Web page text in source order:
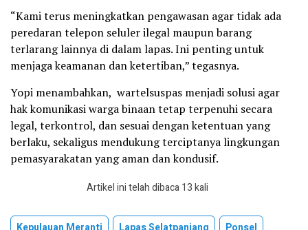
“Kami terus meningkatkan pengawasan agar tidak ada
peredaran telepon seluler ilegal maupun barang
terlarang lainnya di dalam lapas. Ini penting untuk
menjaga keamanan dan ketertiban,” tegasnya.
Yopi menambahkan, wartelsuspas menjadi solusi agar
hak komunikasi warga binaan tetap terpenuhi secara
legal, terkontrol, dan sesuai dengan ketentuan yang
berlaku, sekaligus mendukung terciptanya lingkungan
pemasyarakatan yang aman dan kondusif.
Artikel ini telah dibaca 13 kali